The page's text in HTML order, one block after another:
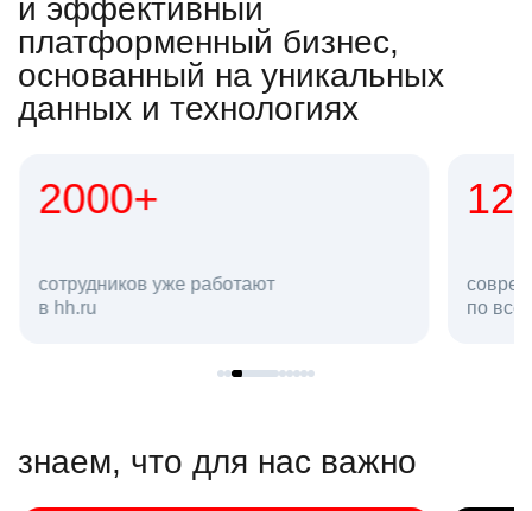
и эффективный
платформенный бизнес,
основанный на уникальных
данных и технологиях
2000+
сотрудников уже работают
в hh.ru
12
по
знаем, что для нас важно